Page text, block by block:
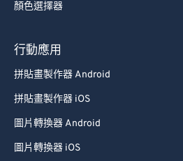
顏色選擇器
行動應用
拼貼畫製作器 Android
拼貼畫製作器 iOS
圖片轉換器 Android
圖片轉換器 iOS